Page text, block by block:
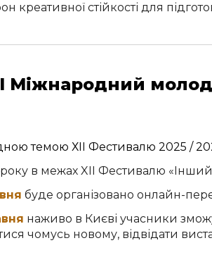
креативної стійкості для
Міжнародний
ою темою ХIІ Фестивалю 2025 /
в межах XII Фестивалю
буде організовано онлайн-
наживо в Києві учасники
чомусь новому, відвідати